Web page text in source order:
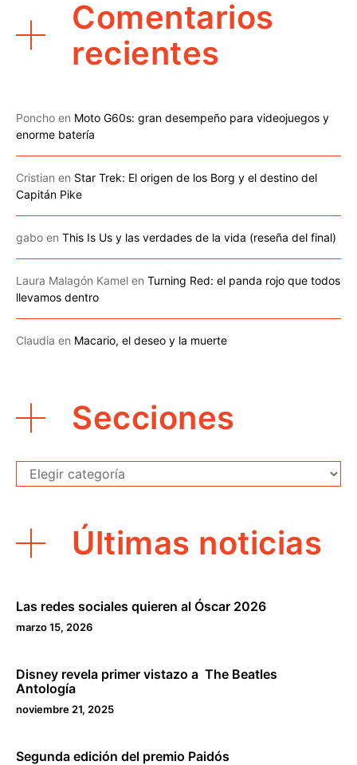
Comentarios
recientes
Poncho en Moto G60s: gran desempeño para videojuegos y
enorme batería
Cristian en Star Trek: El origen de los Borg y el destino del
Capitán Pike
gabo en This Is Us y las verdades de la vida (reseña del final)
Laura Malagón Kamel en Turning Red: el panda rojo que todos
llevamos dentro
Claudia en Macario, el deseo y la muerte
Secciones
Secciones
Últimas noticias
Las redes sociales quieren al Óscar 2026
marzo 15, 2026
Disney revela primer vistazo a The Beatles
Antología
noviembre 21, 2025
Segunda edición del premio Paidós